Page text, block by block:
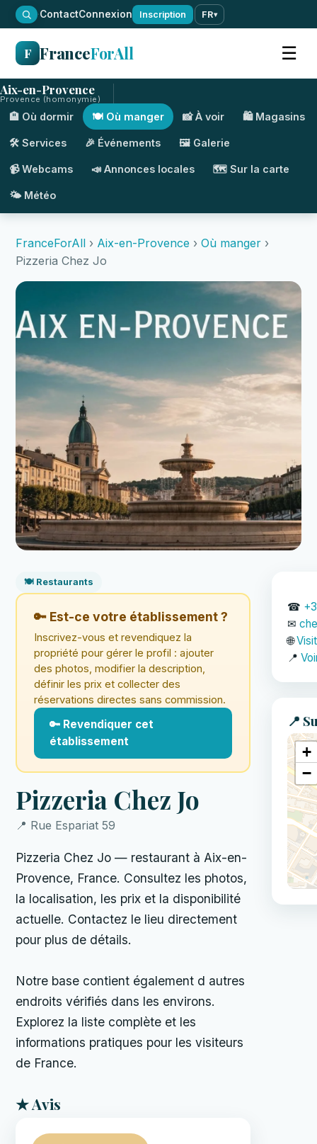
·ContactConnexion Inscription FR▾
F FranceForAll ☰
Aix-en-Provence
Provence (homonymie)
🏨 Où dormir 🍽️ Où manger 📸 À voir 🛍️ Magasins
🛠️ Services 🎉 Événements 🖼️ Galerie
📹 Webcams 📣 Annonces locales 🗺️ Sur la carte
🌤️ Météo
FranceForAll › Aix-en-Provence › Où manger ›
Pizzeria Chez Jo
🍽️ Restaurants
🔑 Est-ce votre établissement ?
Inscrivez-vous et revendiquez la
propriété pour gérer le profil : ajouter
des photos, modifier la description,
définir les prix et collecter des
réservations directes sans commission.
🔑 Revendiquer cet
établissement
Pizzeria Chez Jo
📍 Rue Espariat 59
Pizzeria Chez Jo — restaurant à Aix-en-
Provence, France. Consultez les photos,
la localisation, les prix et la disponibilité
actuelle. Contactez le lieu directement
pour plus de détails.
Notre base contient également d autres
endroits vérifiés dans les environs.
Explorez la liste complète et les
informations pratiques pour les visiteurs
de France.
★ Avis
☎
✉
🌐
📍
📍
+
−